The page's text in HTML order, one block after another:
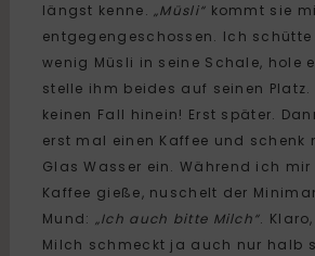
längst kenne.„Müsli“ kommt sie
entgegengeschossen. Ich
wenig Müsli in seine Schale, hole
stelle ihm beides auf seinen
keinen Fall hinein! Erst später.
erst mal einen Kaffee und schenk
Glas Wasser ein. Während ich
Kaffee gieße, nuschelt der
Mund: „Ich auch bitte Milch“.
Milch schmeckt ja auch nur halb